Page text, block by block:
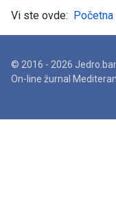
Vi ste ovde: Početna
© 2016 - 2026 Jedro.bar
On-line žurnal